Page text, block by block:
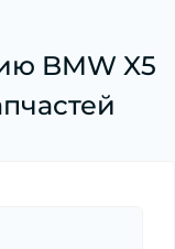
BMW X5